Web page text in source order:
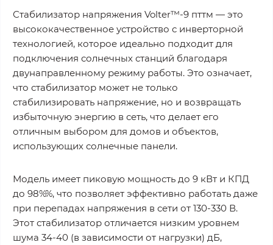
Стабилизатор напряжения Volter™-9 пттм — это
высококачественное устройство с инверторной
технологией, которое идеально подходит для
подключения солнечных станций благодаря
двунаправленному режиму работы. Это означает,
что стабилизатор может не только
стабилизировать напряжение, но и возвращать
избыточную энергию в сеть, что делает его
отличным выбором для домов и объектов,
использующих солнечные панели.
Модель имеет пиковую мощность до 9 кВт и КПД
до 98%%, что позволяет эффективно работать даже
при перепадах напряжения в сети от 130-330 В.
Этот стабилизатор отличается низким уровнем
шума 34-40 (в зависимости от нагрузки) дБ,